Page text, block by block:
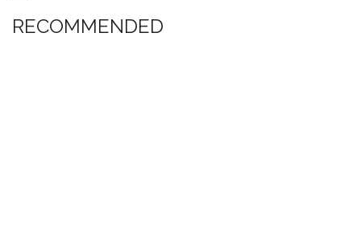
RECOMMENDED